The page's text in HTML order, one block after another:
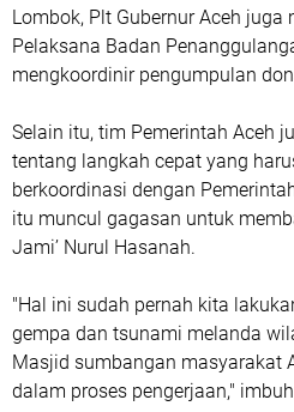
Lombok, Plt Gubernur Aceh
Pelaksana Badan
mengkoordinir pengumpulan
Selain itu, tim Pemerintah Aceh
tentang langkah cepat yang
berkoordinasi dengan
itu muncul gagasan untuk
Jami’ Nurul Hasanah.
"Hal ini sudah pernah kita
gempa dan tsunami melanda
Masjid sumbangan masyarakat
dalam proses pengerjaan,"